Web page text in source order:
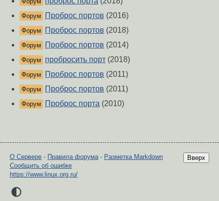
Форум Проброс портов (2016)
Форум Проброс портов (2018)
Форум Проброс портов (2014)
Форум пробросить порт (2018)
Форум Проброс портов (2011)
Форум Проброс портов (2011)
Форум Проброс порта (2010)
Вверх
О Сервере - Правила форума - Разметка Markdown
Сообщить об ошибке
https://www.linux.org.ru/